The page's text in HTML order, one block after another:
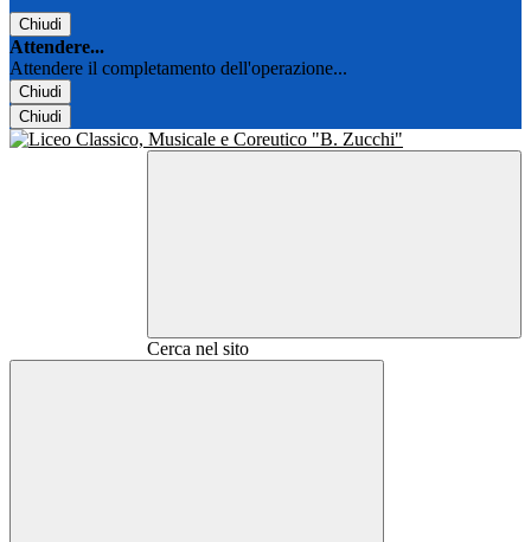
Chiudi
Attendere...
Attendere il completamento dell'operazione...
Chiudi
Chiudi
Cerca nel sito